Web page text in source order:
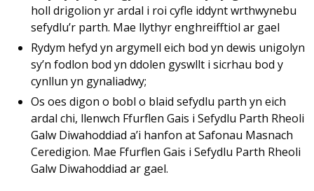
holl drigolion yr ardal i roi cyfle iddynt wrthwynebu
sefydlu’r parth. Mae llythyr enghreifftiol ar gael
Rydym hefyd yn argymell eich bod yn dewis unigolyn
sy’n fodlon bod yn ddolen gyswllt i sicrhau bod y
cynllun yn gynaliadwy;
Os oes digon o bobl o blaid sefydlu parth yn eich
ardal chi, llenwch Ffurflen Gais i Sefydlu Parth Rheoli
Galw Diwahoddiad a’i hanfon at Safonau Masnach
Ceredigion. Mae Ffurflen Gais i Sefydlu Parth Rheoli
Galw Diwahoddiad ar gael.